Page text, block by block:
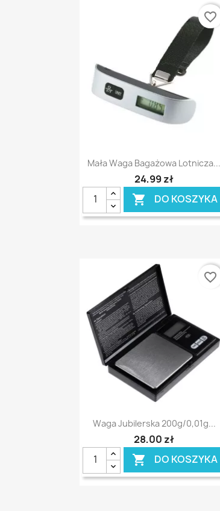
Szybki podgląd
Mała Waga Bagażowa Lotnicza...
24,99 zł
 DO KOSZYKA
favorite_border
Szybki podgląd
Waga Jubilerska 200g/0,01g...
28,00 zł
 DO KOSZYKA
favorite_border